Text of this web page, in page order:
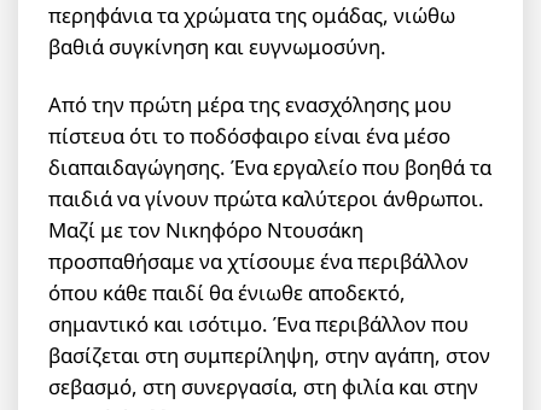
περηφάνια τα χρώματα της ομάδας, νιώθω
βαθιά συγκίνηση και ευγνωμοσύνη.
Από την πρώτη μέρα της ενασχόλησης μου
πίστευα ότι το ποδόσφαιρο είναι ένα μέσο
διαπαιδαγώγησης. Ένα εργαλείο που βοηθά τα
παιδιά να γίνουν πρώτα καλύτεροι άνθρωποι.
Μαζί με τον Νικηφόρο Ντουσάκη
προσπαθήσαμε να χτίσουμε ένα περιβάλλον
όπου κάθε παιδί θα ένιωθε αποδεκτό,
σημαντικό και ισότιμο. Ένα περιβάλλον που
βασίζεται στη συμπερίληψη, στην αγάπη, στον
σεβασμό, στη συνεργασία, στη φιλία και στην